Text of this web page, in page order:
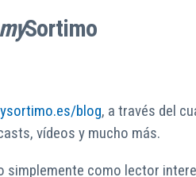
mySortimo
blog, a través del
vídeos y mucho más.
como lector